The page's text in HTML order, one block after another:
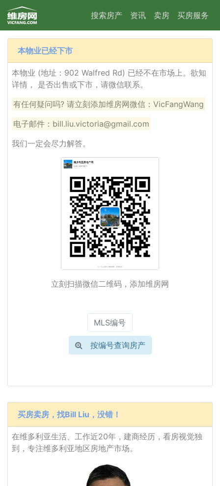
搜索房产 资讯 卖房 买房服务
本物业已经下市
本物业 (地址：902 Walfred Rd) 已经不在市场上。欲知
详情， 是否出售或下市，请微信联系。
有任何疑问吗? 请立刻添加维房网微信：VicFangWang
电子邮件：bill.liu.victoria@gmail.com
我们一定会尽力解答。
立刻扫描微信二维码，添加维房网
按编号查询房产
买房卖房，找Bill Liu，没错！
在维多利亚生活、工作近20年，建商经历，看房视觉独
到，专注维多利亚地区房地产市场。